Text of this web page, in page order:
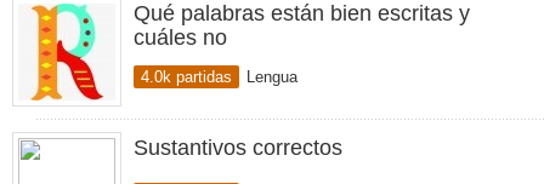
Qué palabras están bien escritas y
cuáles no
4.0k partidas Lengua
Sustantivos correctos